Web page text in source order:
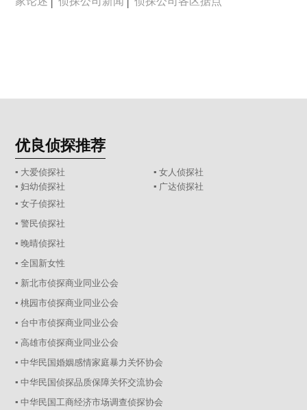
优良侦探推荐
▪ 大爱侦探社
▪ 女人侦探社
▪ 妇幼侦探社
▪ 广达侦探社
▪ 女子侦探社
▪ 警民侦探社
▪ 晚晴侦探社
▪ 全国新女性
▪ 新北市侦探商业同业公会
▪ 桃园市侦探商业同业公会
▪ 台中市侦探商业同业公会
▪ 高雄市侦探商业同业公会
▪ 中华民国婚姻感情家庭暴力关怀协会
▪ 中华民国侦探品质保障关怀交流协会
▪ 中华民国工商经济市场调查侦探协会